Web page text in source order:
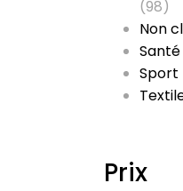
(98)
Non
Sport
Prix